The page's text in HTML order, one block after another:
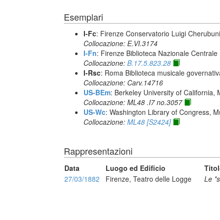
Esemplari
I-Fc: Firenze Conservatorio Luigi Cherubuni
Collocazione: E.VI.3174
I-Fn: Firenze Biblioteca Nazionale Centrale
Collocazione: B.17.5.823.28
I-Rsc: Roma Biblioteca musicale
Collocazione: Carv.14716
US-BEm: Berkeley University of California,
Collocazione: ML48 .I7 no.3057
US-Wc: Washington Library of Congress,
Collocazione: ML48 [S2424]
Rappresentazioni
Data Luogo ed Edificio
27/03/1882
Firenze, Teatro delle Logge Le